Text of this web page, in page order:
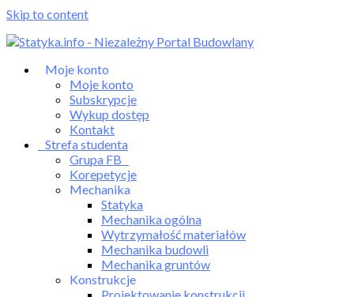
Skip to content
Moje konto
Moje konto
Subskrypcje
Wykup dostęp
Kontakt
Strefa studenta
Grupa FB
Korepetycje
Mechanika
Statyka
Mechanika ogólna
Wytrzymałość materiałów
Mechanika budowli
Mechanika gruntów
Konstrukcje